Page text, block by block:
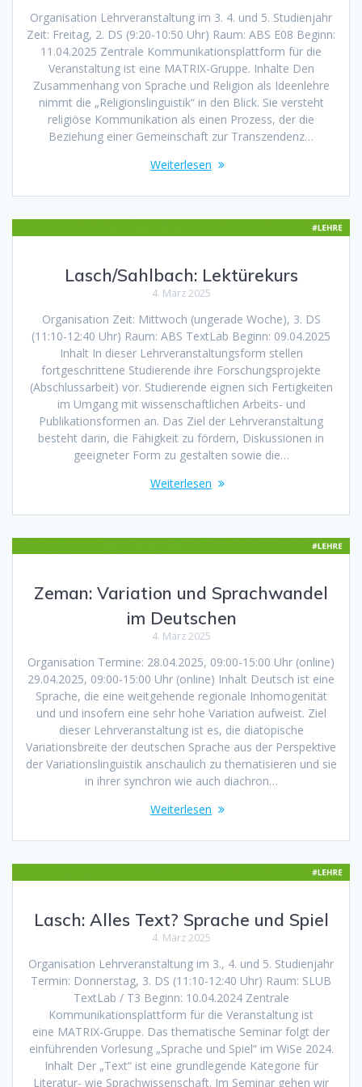
Organisation Lehrveranstaltung im 3. 4. und 5. Studienjahr
Zeit: Freitag, 2. DS (9:20-10:50 Uhr) Raum: ABS E08 Beginn:
11.04.2025 Zentrale Kommunikationsplattform für die
Veranstaltung ist eine MATRIX-Gruppe. Inhalte Den
Zusammenhang von Sprache und Religion als Ideenlehre
nimmt die „Religionslinguistik“ in den Blick. Sie versteht
religiöse Kommunikation als einen Prozess, der die
Beziehung einer Gemeinschaft zur Transzendenz…
Weiterlesen
Lasch/Sahlbach: Lektürekurs
4. März 2025
Organisation Zeit: Mittwoch (ungerade Woche), 3. DS
(11:10-12:40 Uhr) Raum: ABS TextLab Beginn: 09.04.2025
Inhalt In dieser Lehrveranstaltungsform stellen
fortgeschrittene Studierende ihre Forschungsprojekte
(Abschlussarbeit) vor. Studierende eignen sich Fertigkeiten
im Umgang mit wissenschaftlichen Arbeits- und
Publikationsformen an. Das Ziel der Lehrveranstaltung
besteht darin, die Fähigkeit zu fördern, Diskussionen in
geeigneter Form zu gestalten sowie die…
Weiterlesen
Zeman: Variation und Sprachwandel
im Deutschen
4. März 2025
Organisation Termine: 28.04.2025, 09:00-15:00 Uhr (online)
29.04.2025, 09:00-15:00 Uhr (online) Inhalt Deutsch ist eine
Sprache, die eine weitgehende regionale Inhomogenität
und und insofern eine sehr hohe Variation aufweist. Ziel
dieser Lehrveranstaltung ist es, die diatopische
Variationsbreite der deutschen Sprache aus der Perspektive
der Variationslinguistik anschaulich zu thematisieren und sie
in ihrer synchron wie auch diachron…
Weiterlesen
Lasch: Alles Text? Sprache und Spiel
4. März 2025
Organisation Lehrveranstaltung im 3., 4. und 5. Studienjahr
Termin: Donnerstag, 3. DS (11:10-12:40 Uhr) Raum: SLUB
TextLab / T3 Beginn: 10.04.2024 Zentrale
Kommunikationsplattform für die Veranstaltung ist
eine MATRIX-Gruppe. Das thematische Seminar folgt der
einführenden Vorlesung „Sprache und Spiel“ im WiSe 2024.
Inhalt Der „Text“ ist eine grundlegende Kategorie für
Literatur- wie Sprachwissenschaft. Im Seminar gehen wir